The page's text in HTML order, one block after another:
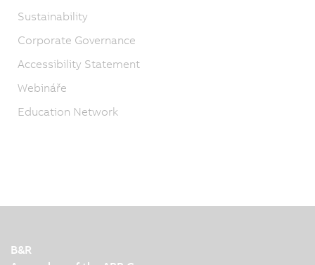
Sustainability
Corporate Governance
Accessibility Statement
Webináře
Education Network
B&R